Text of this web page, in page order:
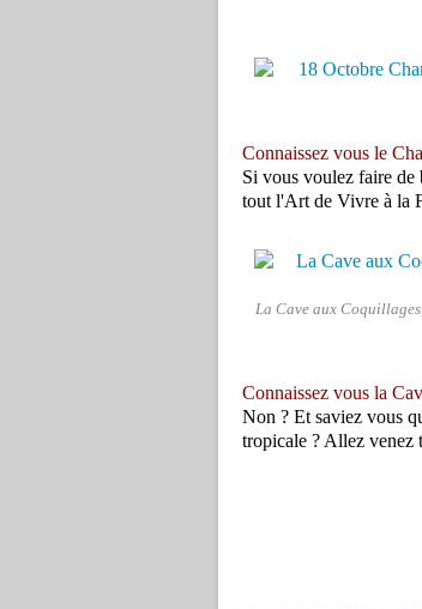
Connaissez vous le
Si vous voulez faire de
tout l'Art de Vivre à la
La Cave aux
Connaissez vous la
Non ? Et saviez vous
tropicale ? Allez venez